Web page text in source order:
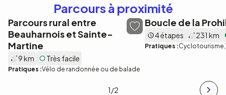
Parcours à proximité
Parcours rural entre
Beauharnois et Sainte-
Martine
9 km Très facile
Pratiques :Vélo de randonnée ou de balade
Boucle de la
4 étapes 231 km
Pratiques :Cyclotourisme
1/2